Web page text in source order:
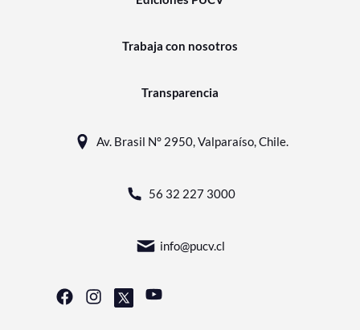
Trabaja con nosotros
Transparencia
Av. Brasil N° 2950, Valparaíso, Chile.
56 32 227 3000
info@pucv.cl